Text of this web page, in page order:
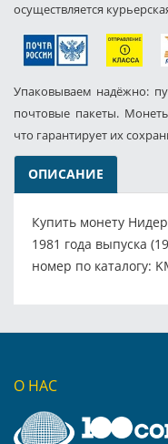
осуществляется
Упаковываем надёжно:
почтовые пакеты.
что гарантирует их
ОПИСАНИЕ
Купить монету
1981 года выпуска
номер по каталогу:
О НАС